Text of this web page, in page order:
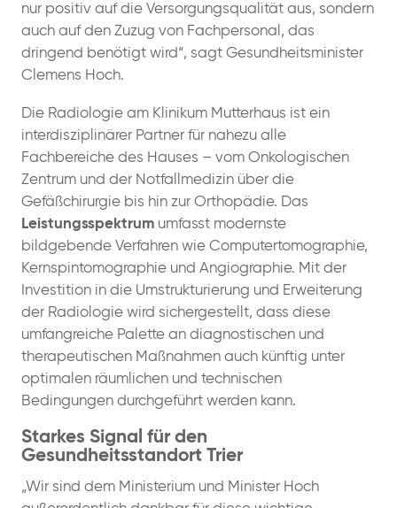
nur positiv auf die Versorgungsqualität aus, sondern
auch auf den Zuzug von Fachpersonal, das
dringend benötigt wird“, sagt Gesundheitsminister
Clemens Hoch.
Die Radiologie am Klinikum Mutterhaus ist ein
interdisziplinärer Partner für nahezu alle
Fachbereiche des Hauses – vom Onkologischen
Zentrum und der Notfallmedizin über die
Gefäßchirurgie bis hin zur Orthopädie. Das
Leistungsspektrum umfasst modernste
bildgebende Verfahren wie Computertomographie,
Kernspintomographie und Angiographie. Mit der
Investition in die Umstrukturierung und Erweiterung
der Radiologie wird sichergestellt, dass diese
umfangreiche Palette an diagnostischen und
therapeutischen Maßnahmen auch künftig unter
optimalen räumlichen und technischen
Bedingungen durchgeführt werden kann.
Starkes Signal für den
Gesundheitsstandort Trier
„Wir sind dem Ministerium und Minister Hoch